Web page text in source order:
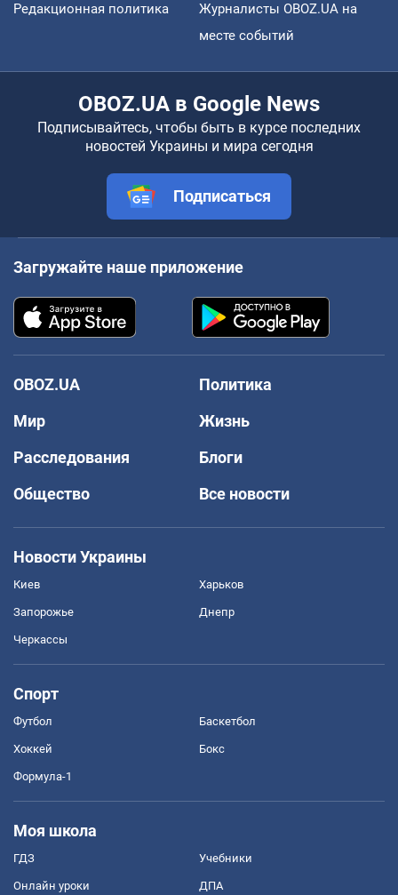
Редакционная политика
Журналисты OBOZ.UA на
месте событий
OBOZ.UA в Google News
Подписывайтесь, чтобы быть в курсе последних
новостей Украины и мира сегодня
Подписаться
Загружайте наше приложение
OBOZ.UA
Политика
Мир
Жизнь
Расследования
Блоги
Общество
Все новости
Новости Украины
Киев Харьков
Запорожье Днепр
Черкассы
Спорт
Футбол Баскетбол
Хоккей Бокс
Формула-1
Моя школа
ГДЗ Учебники
Онлайн уроки ДПА